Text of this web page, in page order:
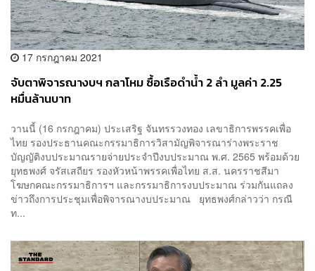
17 กรกฎาคม 2021
จับตาพิจารณางบฯ กลาโหม ซื้อเรือดำน้ำ 2 ลำ มูลค่า 2.25
หมื่นล้านบาท
วานนี้ (16 กรกฎาคม) ประเสริฐ จันทรรวงทอง เลขาธิการพรรคเพื่อ
ไทย รองประธานคณะกรรมาธิการวิสามัญพิจารณาร่างพระราช
บัญญัติงบประมาณรายจ่ายประจำปีงบประมาณ พ.ศ. 2565 พร้อมด้วย
ยุทธพงศ์ จรัสเสถียร รองหัวหน้าพรรคเพื่อไทย ส.ส. นครราชสีมา
โฆษกคณะกรรมาธิการฯ และกรรมาธิการงบประมาณ ร่วมกันแถลง
ข่าวถึงการประชุมเพื่อพิจารณางบประมาณ ยุทธพงศ์กล่าวว่า กรณี
ท...